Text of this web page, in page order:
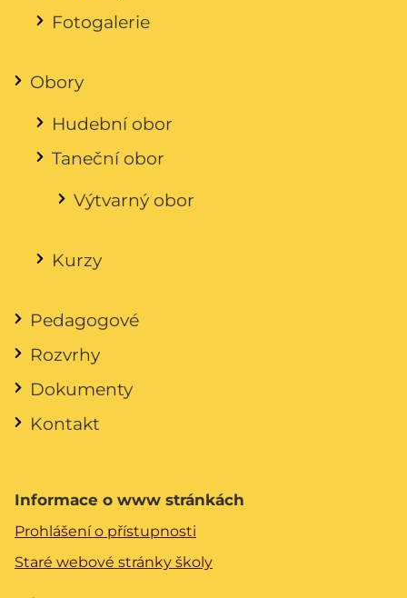
Fotogalerie
Obory
Hudební obor
Taneční obor
Výtvarný obor
Kurzy
Pedagogové
Rozvrhy
Dokumenty
Kontakt
Informace o www stránkách
Prohlášení o přístupnosti
Staré webové stránky školy